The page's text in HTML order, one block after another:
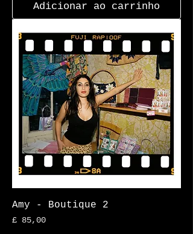
Adicionar ao carrinho
Amy - Boutique 2
Preço
£ 85,00